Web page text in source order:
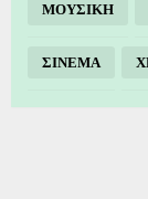
ΜΟΥΣΙΚΗ
ΣΙΝΕΜΑ